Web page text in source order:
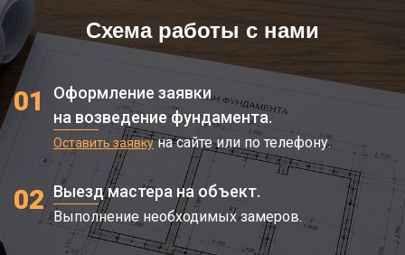
Схема работы с нами
01
Оформление заявки
на возведение фундамента.
Оставить заявкуна сайте или по телефону.
02 Выезд мастера на объект.
Выполнение необходимых замеров.